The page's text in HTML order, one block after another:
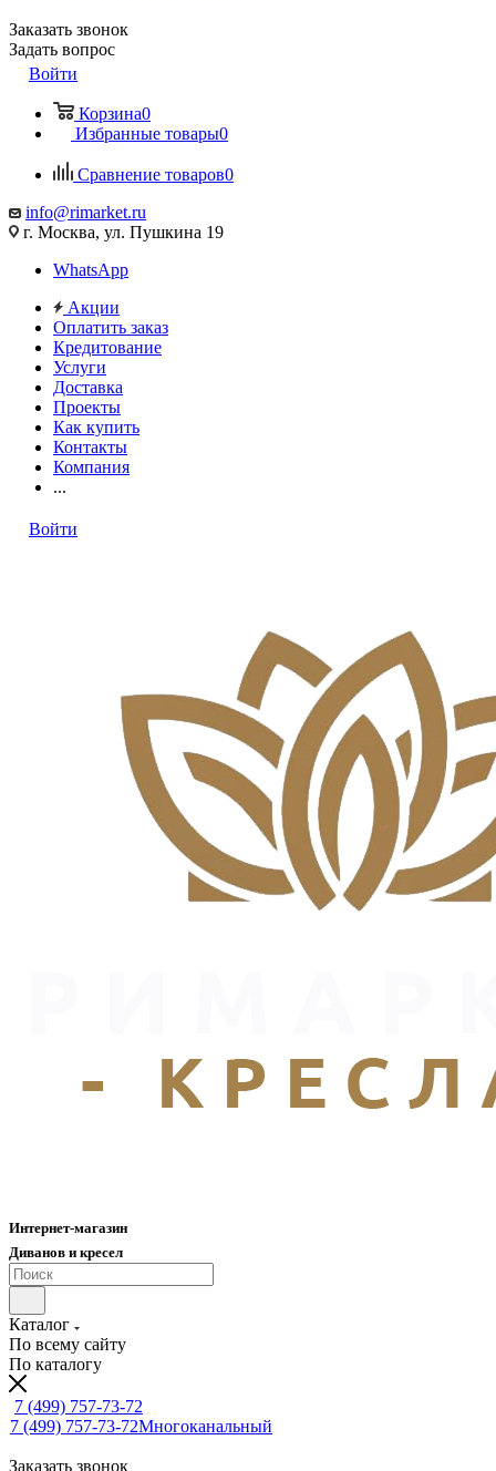
Заказать звонок
Задать вопрос
Войти
Корзина0
Избранные товары0
Сравнение товаров0
info@rimarket.ru
г. Москва, ул. Пушкина 19
WhatsApp
Акции
Оплатить заказ
Кредитование
Услуги
Доставка
Проекты
Как купить
Контакты
Компания
...
Войти
Интернет-магазин
Диванов и кресел
Каталог
По всему сайту
По каталогу
7 (499) 757-73-72
7 (499) 757-73-72Многоканальный
Заказать звонок